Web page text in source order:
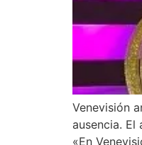
Venevisión
ausencia. El
«En